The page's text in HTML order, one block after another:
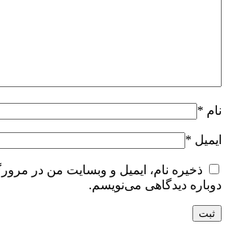
نام *
ایمیل *
ذخیره نام، ایمیل و وبسایت من در
دوباره دیدگاهی می‌نویسم.